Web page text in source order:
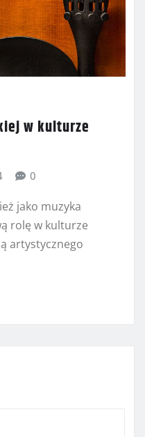
w kulturze
0
jako muzyka
rolę w kulturze
artystycznego